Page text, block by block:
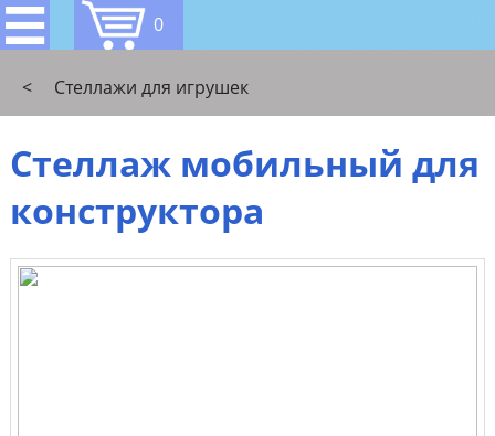
0
< Стеллажи для игрушек
Стеллаж мобильный для
конструктора